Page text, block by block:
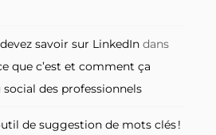
savoir sur LinkedIn dans
que c’est et comment ça
social des professionnels
de suggestion de mots clés !